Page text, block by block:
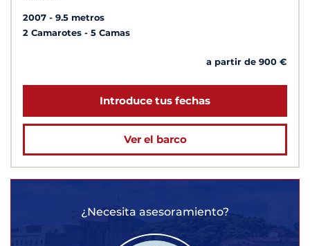
2007
9.5 metros
2 Camarotes
5 Camas
a partir de 900 €
Introduce tus fechas
Ver el barco
¿Necesita asesoramiento?